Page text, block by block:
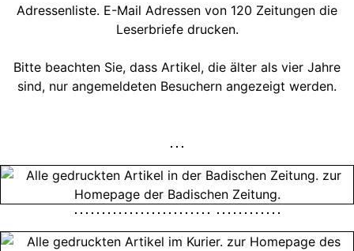
Adressenliste. E-Mail Adressen von 120 Zeitungen die
Leserbriefe drucken.
Bitte beachten Sie, dass Artikel, die älter als vier Jahre
sind, nur angemeldeten Besuchern angezeigt werden.